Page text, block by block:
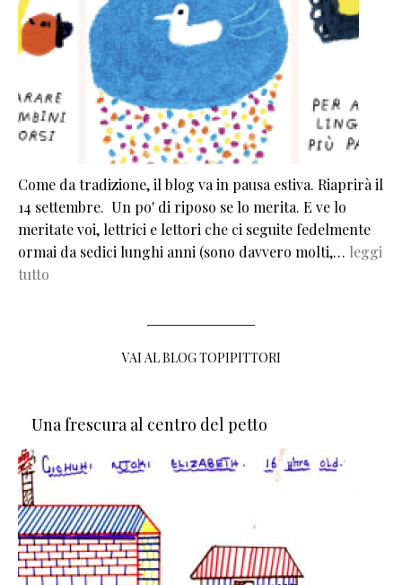
Come da tradizione, il blog va in pausa estiva. Riaprirà il
14 settembre. Un po' di riposo se lo merita. E ve lo
meritate voi, lettrici e lettori che ci seguite fedelmente
ormai da sedici lunghi anni (sono davvero molti,… leggi
tutto
VAI AL BLOG TOPIPITTORI
Una frescura al centro del petto